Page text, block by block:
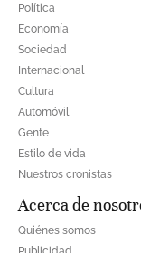
Política
Economía
Sociedad
Internacional
Cultura
Automóvil
Gente
Estilo de vida
Nuestros cronistas
Acerca de
Quiénes somos